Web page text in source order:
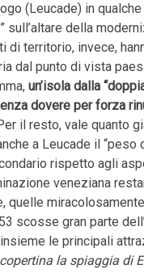
(Leucade) in qualche
sull’altare della
di territorio, invece,
dal punto di vista
un’isola dalla
dovere per forza
il resto, vale quanto
a Leucade il “peso
rispetto agli
veneziana
quelle
scosse gran parte
le principali
la spiaggia di